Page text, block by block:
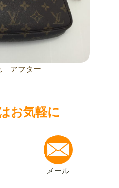
アフター
お気軽に
メール